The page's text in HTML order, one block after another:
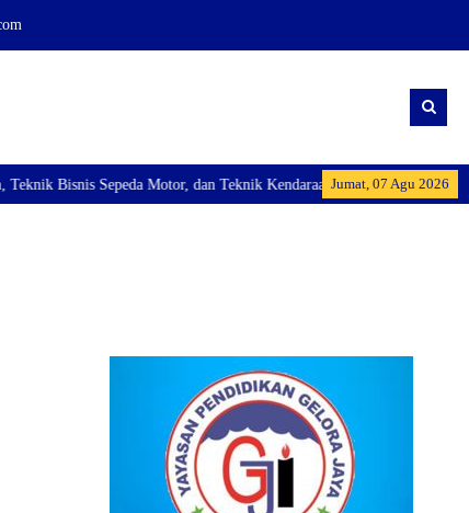
Jumat, 07 Agu 2026
Sepeda Motor, dan Teknik Kendaraan Ringan Dan membuka